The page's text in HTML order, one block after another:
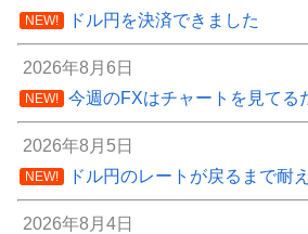
NEW! ドル円を決済できました
2026年8月6日
NEW! 今週のFXはチャートを見てる
2026年8月5日
NEW! ドル円のレートが戻るまで耐
2026年8月4日